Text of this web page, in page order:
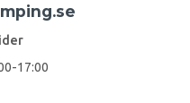
17:00